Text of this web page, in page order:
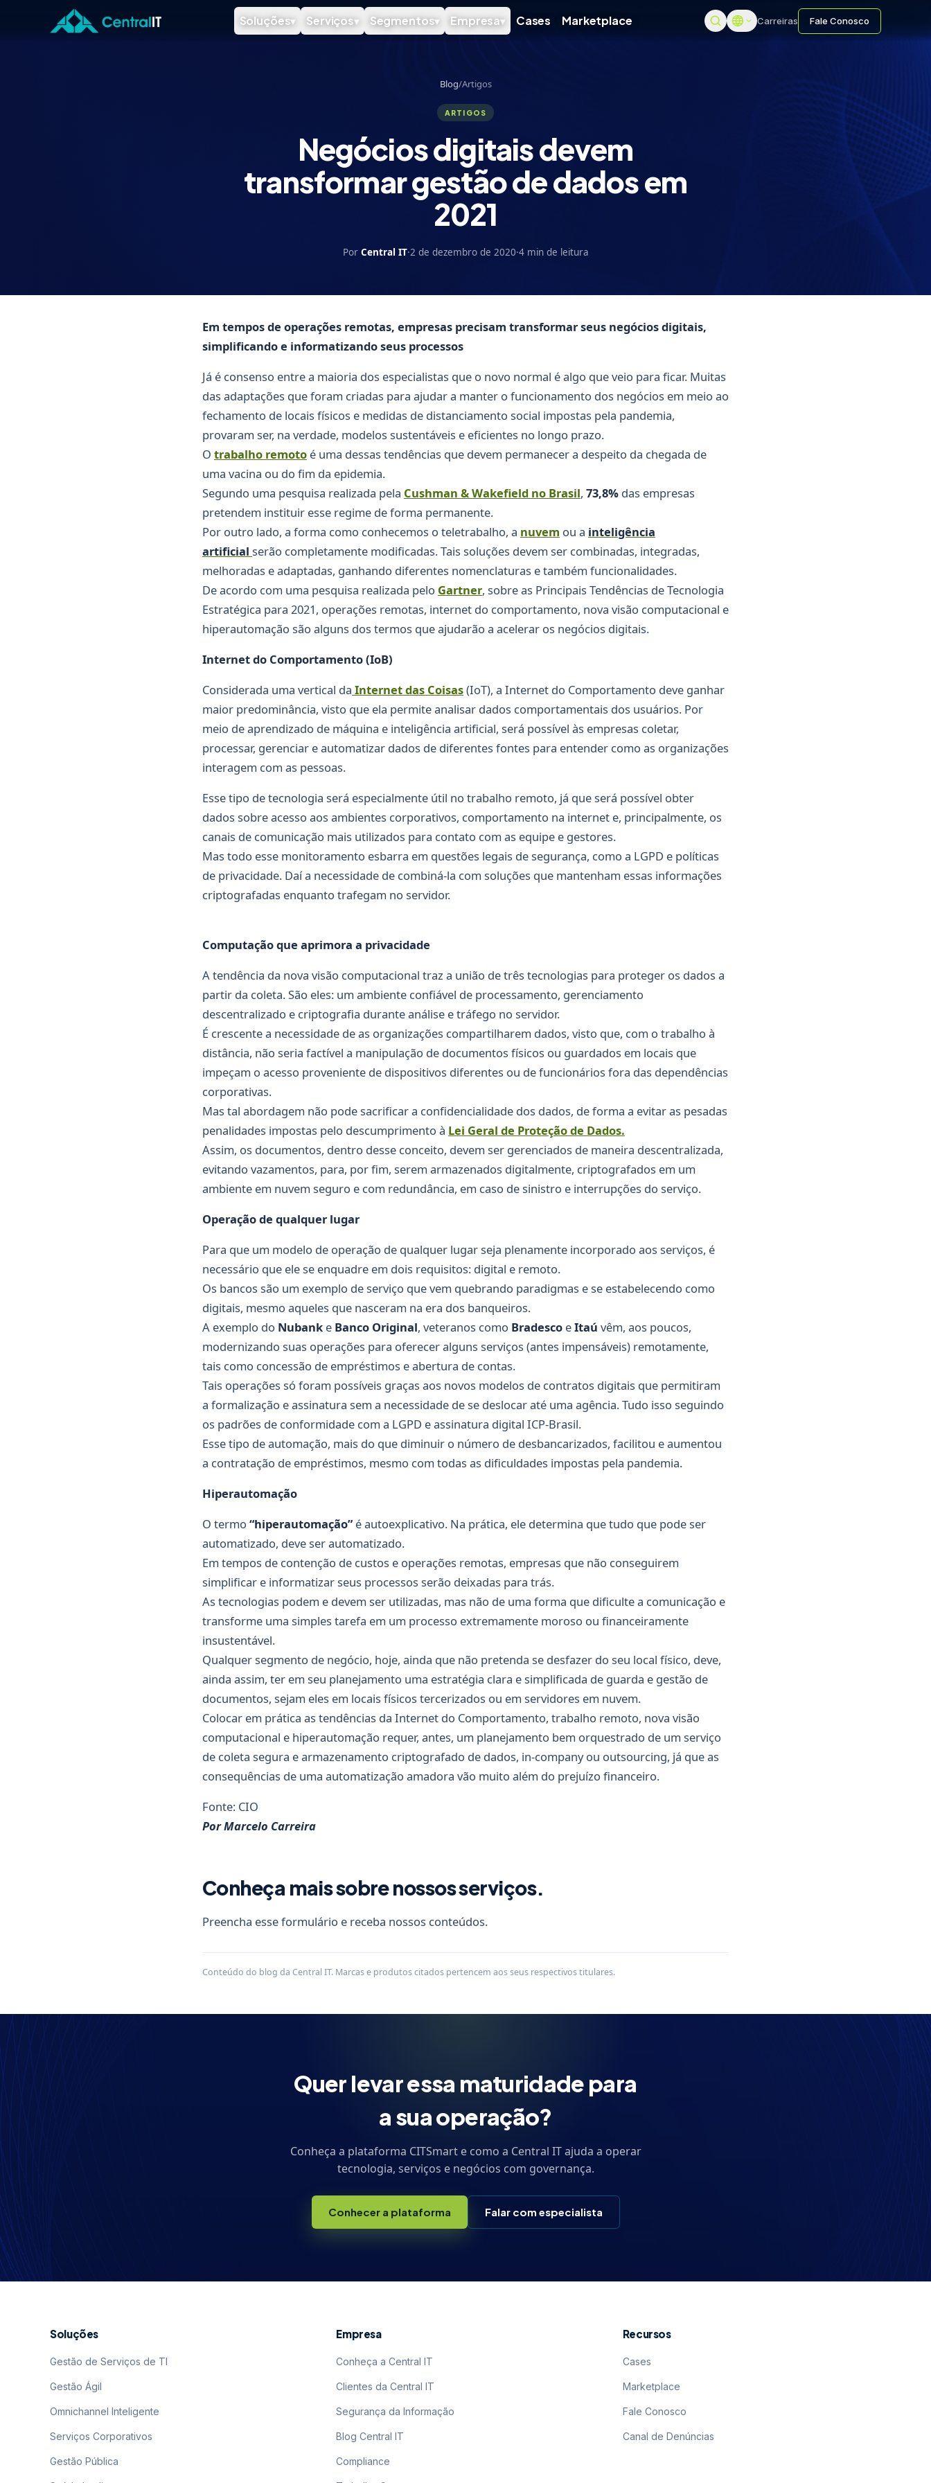
Pular para o conteúdo principal
Soluções▾ Serviços▾ Segmentos▾ Empresa▾ Cases Marketplace Carreiras Fale Conosco
Blog/Artigos
ARTIGOS
Negócios digitais devem
transformar gestão de dados em
2021
Por Central IT·2 de dezembro de 2020·4 min de leitura
Em tempos de operações remotas, empresas precisam transformar seus negócios digitais,
simplificando e informatizando seus processos
Já é consenso entre a maioria dos especialistas que o novo normal é algo que veio para ficar. Muitas
das adaptações que foram criadas para ajudar a manter o funcionamento dos negócios em meio ao
fechamento de locais físicos e medidas de distanciamento social impostas pela pandemia,
provaram ser, na verdade, modelos sustentáveis e eficientes no longo prazo.
O trabalho remoto é uma dessas tendências que devem permanecer a despeito da chegada de
uma vacina ou do fim da epidemia.
Segundo uma pesquisa realizada pela Cushman & Wakefield no Brasil, 73,8% das empresas
pretendem instituir esse regime de forma permanente.
Por outro lado, a forma como conhecemos o teletrabalho, a nuvem ou a inteligência
artificial serão completamente modificadas. Tais soluções devem ser combinadas, integradas,
melhoradas e adaptadas, ganhando diferentes nomenclaturas e também funcionalidades.
De acordo com uma pesquisa realizada pelo Gartner, sobre as Principais Tendências de Tecnologia
Estratégica para 2021, operações remotas, internet do comportamento, nova visão computacional e
hiperautomação são alguns dos termos que ajudarão a acelerar os negócios digitais.
Internet do Comportamento (IoB)
Considerada uma vertical da Internet das Coisas(IoT), a Internet do Comportamento deve ganhar
maior predominância, visto que ela permite analisar dados comportamentais dos usuários. Por
meio de aprendizado de máquina e inteligência artificial, será possível às empresas coletar,
processar, gerenciar e automatizar dados de diferentes fontes para entender como as organizações
interagem com as pessoas.
Esse tipo de tecnologia será especialmente útil no trabalho remoto, já que será possível obter
dados sobre acesso aos ambientes corporativos, comportamento na internet e, principalmente, os
canais de comunicação mais utilizados para contato com as equipe e gestores.
Mas todo esse monitoramento esbarra em questões legais de segurança, como a LGPD e políticas
de privacidade. Daí a necessidade de combiná-la com soluções que mantenham essas informações
criptografadas enquanto trafegam no servidor.
Computação que aprimora a privacidade
A tendência da nova visão computacional traz a união de três tecnologias para proteger os dados a
partir da coleta. São eles: um ambiente confiável de processamento, gerenciamento
descentralizado e criptografia durante análise e tráfego no servidor.
É crescente a necessidade de as organizações compartilharem dados, visto que, com o trabalho à
distância, não seria factível a manipulação de documentos físicos ou guardados em locais que
impeçam o acesso proveniente de dispositivos diferentes ou de funcionários fora das dependências
corporativas.
Mas tal abordagem não pode sacrificar a confidencialidade dos dados, de forma a evitar as pesadas
penalidades impostas pelo descumprimento à Lei Geral de Proteção de Dados.
Assim, os documentos, dentro desse conceito, devem ser gerenciados de maneira descentralizada,
evitando vazamentos, para, por fim, serem armazenados digitalmente, criptografados em um
ambiente em nuvem seguro e com redundância, em caso de sinistro e interrupções do serviço.
Operação de qualquer lugar
Para que um modelo de operação de qualquer lugar seja plenamente incorporado aos serviços, é
necessário que ele se enquadre em dois requisitos: digital e remoto.
Os bancos são um exemplo de serviço que vem quebrando paradigmas e se estabelecendo como
digitais, mesmo aqueles que nasceram na era dos banqueiros.
A exemplo do Nubank e Banco Original, veteranos como Bradesco eItaú vêm, aos poucos,
modernizando suas operações para oferecer alguns serviços (antes impensáveis) remotamente,
tais como concessão de empréstimos e abertura de contas.
Tais operações só foram possíveis graças aos novos modelos de contratos digitais que permitiram
a formalização e assinatura sem a necessidade de se deslocar até uma agência. Tudo isso seguindo
os padrões de conformidade com a LGPD e assinatura digital ICP-Brasil.
Esse tipo de automação, mais do que diminuir o número de desbancarizados, facilitou e aumentou
a contratação de empréstimos, mesmo com todas as dificuldades impostas pela pandemia.
Hiperautomação
O termo “hiperautomação” é autoexplicativo. Na prática, ele determina que tudo que pode ser
automatizado, deve ser automatizado.
Em tempos de contenção de custos e operações remotas, empresas que não conseguirem
simplificar e informatizar seus processos serão deixadas para trás.
As tecnologias podem e devem ser utilizadas, mas não de uma forma que dificulte a comunicação e
transforme uma simples tarefa em um processo extremamente moroso ou financeiramente
insustentável.
Qualquer segmento de negócio, hoje, ainda que não pretenda se desfazer do seu local físico, deve,
ainda assim, ter em seu planejamento uma estratégia clara e simplificada de guarda e gestão de
documentos, sejam eles em locais físicos tercerizados ou em servidores em nuvem.
Colocar em prática as tendências da Internet do Comportamento, trabalho remoto, nova visão
computacional e hiperautomação requer, antes, um planejamento bem orquestrado de um serviço
de coleta segura e armazenamento criptografado de dados, in-company ou outsourcing, já que as
consequências de uma automatização amadora vão muito além do prejuízo financeiro.
Fonte: CIO
Por Marcelo Carreira
Conheça mais sobre nossos serviços.
Preencha esse formulário e receba nossos conteúdos.
Conteúdo do blog da Central IT. Marcas e produtos citados pertencem aos seus respectivos titulares.
Quer levar essa maturidade para
a sua operação?
Conheça a plataforma CITSmart e como a Central IT ajuda a operar
tecnologia, serviços e negócios com governança.
Conhecer a plataforma Falar com especialista
Soluções
Gestão de Serviços de TI
Gestão Ágil
Omnichannel Inteligente
Serviços Corporativos
Gestão Pública
Empresa
Conheça a Central IT
Clientes da Central IT
Segurança da Informação
Blog Central IT
Compliance
Recursos
Cases
Marketplace
Fale Conosco
Canal de Denúncias